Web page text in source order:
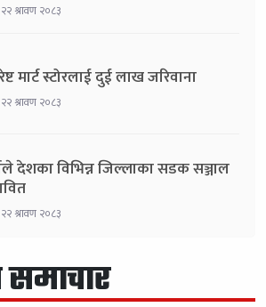
२२ श्रावण २०८३
मार्ट स्टोरलाई दुई लाख जरिवाना
२२ श्रावण २०८३
देशका विभिन्न जिल्लाका सडक सञ्जाल
२२ श्रावण २०८३